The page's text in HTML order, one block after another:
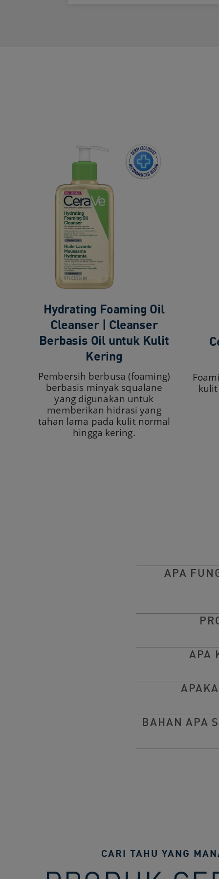
Hydrating Foaming Oil
Cleanser | Cleanser
Berbasis Oil untuk Kulit
Kering
Pembersih berbusa (foaming)
berbasis minyak squalane
yang digunakan untuk
memberikan hidrasi yang
tahan lama pada kulit normal
hingga kering.
APA
APA
BAHAN APA
CARI TAHU YANG